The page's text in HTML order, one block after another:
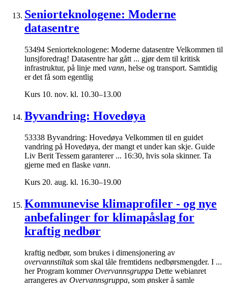
Seniorteknologene: Moderne
datasentre
53494 Seniorteknologene: Moderne datasentre Velkommen til
lunsjforedrag! Datasentre har gått ... gjør dem til kritisk
infrastruktur, på linje med vann, helse og transport. Samtidig
er det få som egentlig
Kurs 10. nov. kl. 10.30–13.00
Byvandring: Hovedøya
53338 Byvandring: Hovedøya Velkommen til en guidet
vandring på Hovedøya, der mangt et under kan skje. Guide
Liv Berit Tessem garanterer ... 16:30, hvis sola skinner. Ta
gjerne med en flaske vann.
Kurs 20. aug. kl. 16.30–19.00
Kommunevise klimaprofiler - og nye
anbefalinger for klimapåslag for
kraftig nedbør
kraftig nedbør, som brukes i dimensjonering av
overvannstiltaksom skal tåle fremtidens nedbørsmengder. I ...
her Program kommerOvervannsgruppa Dette webianret
arrangeres av Overvannsgruppa, som ønsker å samle